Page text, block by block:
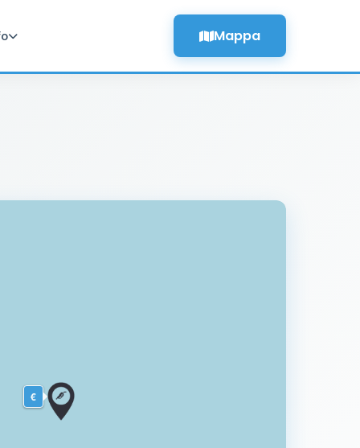
Mappa
€